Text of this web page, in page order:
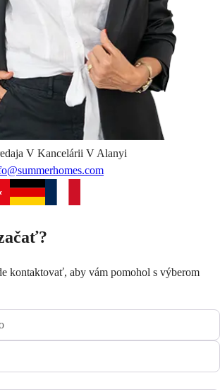
V Kancelárii V Alanyi
kontaktovať, aby vám pomohol s výberom